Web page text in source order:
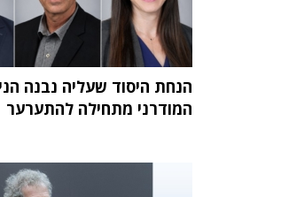
הנחת היסוד שעליה נבנה
המודרני מתחילה להתערער